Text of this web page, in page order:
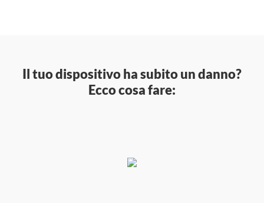
Il tuo dispositivo ha subito un danno?
Ecco cosa fare: